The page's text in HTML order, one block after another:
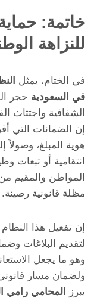
خاتمة:
للنزاهة
في الختام، يمثل
في السعودية حجر
إن الضمانات التي
هوية المبلغ،
انتقامية أو تبعات
المواطن والمقيم
مظلة قانونية رصينة.
إن تفعيل هذا النظام
لتقديم البلاغات
وهو ما يجعل
ولضمان مسار
يبرز
المحامي رامي